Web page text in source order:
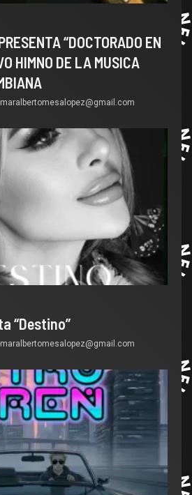
“DOCTORADO EN
HIMNO DE LA MUSICA
“Destino”